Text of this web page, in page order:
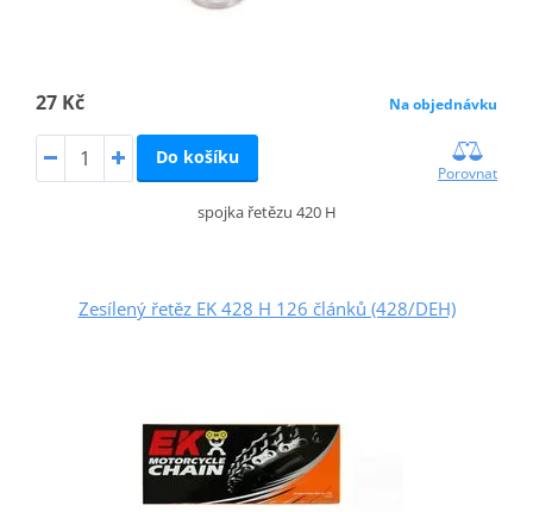
27 Kč Na objednávku
Do košíku
Porovnat
spojka řetězu 420 H
Zesílený řetěz EK 428 H 126 článků (428/DEH)